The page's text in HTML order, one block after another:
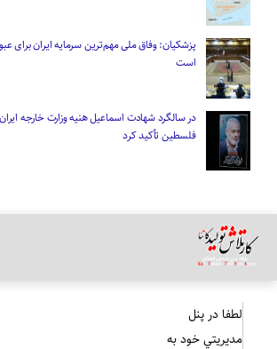
پزشکیان: وفاق ملی مهم‌ترین سرمایه ایران برای
است
در سالگرد شهادت اسماعیل هنیه وزارت خارجه
فلسطین تأکید کرد
لطفا در پنل
مديريتي خود به